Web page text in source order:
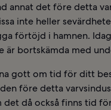
annat det före detta
inte heller
förtöjd i hamnen.
är bortskämda med
gott om tid för ditt
före detta
det då också finns tid